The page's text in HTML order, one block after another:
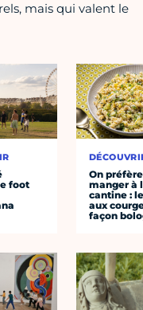
mais qui valent le
foot
On préfère
manger à
cantine :
aux
façon